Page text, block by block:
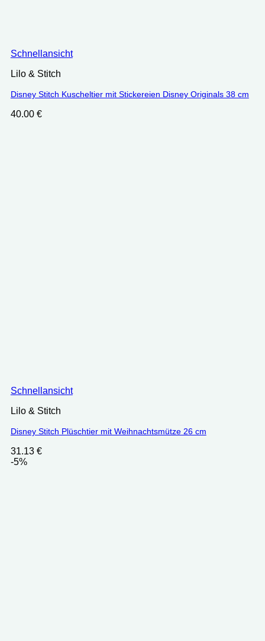
Schnellansicht
Lilo & Stitch
Disney Stitch Kuscheltier mit Stickereien Disney Originals 38 cm
40.00 €
Schnellansicht
Lilo & Stitch
Disney Stitch Plüschtier mit Weihnachtsmütze 26 cm
31.13 €
-5%